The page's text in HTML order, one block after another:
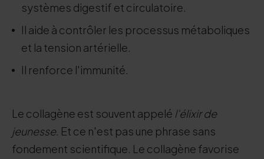
systèmes digestif et circulatoire.
Il aide à contrôler les processus métaboliques
et la tension artérielle.
Il renforce l'immunité.
Le collagène est souvent appelé l'élixir de
jeunesse. Et ce n'est pas une phrase sans
fondement scientifique. Le collagène favorise